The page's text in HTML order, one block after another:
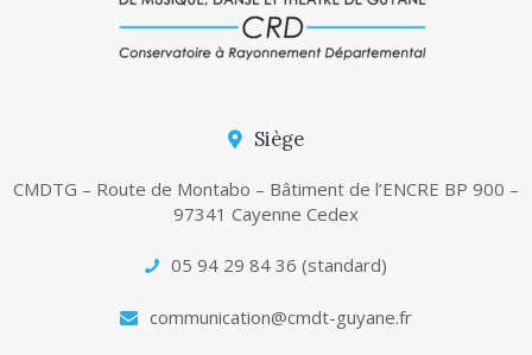
Siège
CMDTG – Route de Montabo – Bâtiment de l’ENCRE BP 900 –
97341 Cayenne Cedex
05 94 29 84 36 (standard)
communication@cmdt-guyane.fr